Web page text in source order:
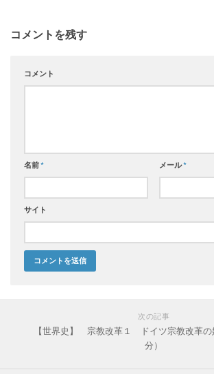
コメントを残す
コメント
名前* メール*
サイト
次の記事
【世界史】 宗教改革１ ドイツ宗教改革
分）